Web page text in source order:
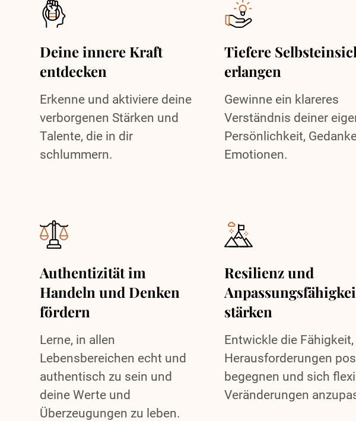
Deine innere Kraft
entdecken
Erkenne und aktiviere deine
verborgenen Stärken und
Talente, die in dir
schlummern.
Tiefere
erlangen
Gewinne ein klareres
Verständnis deiner
Persönlichkeit,
Emotionen.
Authentizität im
Handeln und Denken
fördern
Lerne, in allen
Lebensbereichen echt und
authentisch zu sein und
deine Werte und
Überzeugungen zu leben.
Resilienz und
stärken
Entwickle die Fähigkeit,
Herausforderungen
begegnen und sich
Veränderungen